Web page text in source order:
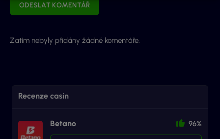
ODESLAT KOMENTÁŘ
Zatím nebyly přidány žádné komentáře.
Recenze casin
Betano 96%